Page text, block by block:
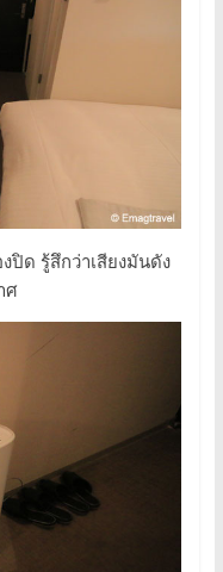
ปิด รู้สึกว่าเสียงมันดัง
ศ